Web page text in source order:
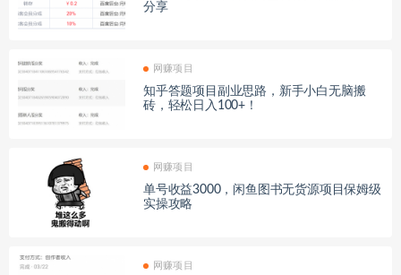
分享
网赚项目
知乎答题项目副业思路，新手小白无脑搬
砖，轻松日入100+！
网赚项目
单号收益3000，闲鱼图书无货源项目保姆级
实操攻略
网赚项目